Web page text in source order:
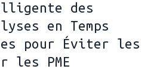
des
en Temps
pour Éviter les
les PME